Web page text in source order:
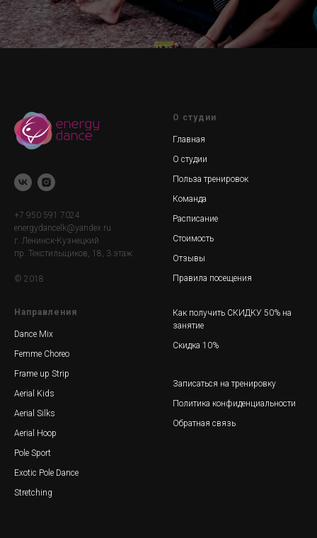
+7 950 591 7024
energydancelk@yandex.ru
г. Ленинск-Кузнецкий
пр. Текстильщиков, 18, 3 этаж
© 2018
О студии
Главная
О студии
Польза тренировок
Команда
Расписание
Стоимость
Отзывы
Правила посещения
Направления
Dance Mix
Femme Choreo
Frame up Strip
Aerial Kids
Aerial Silks
Aerial Hoop
Pole Sport
Exotic Pole Dance
Stretching
Как получить СКИДКУ 50% на
занятие
Скидка 10%
Записаться на тренировку
Политика конфиденциальности
Обратная связь